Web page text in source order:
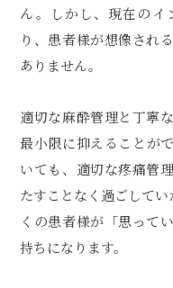
ん。しかし、現在のイ
り、患者様が想像され
ありません。
適切な麻酔管理と丁寧
最小限に抑えることが
いても、適切な疼痛管
たすことなく過ごして
くの患者様が「思って
持ちになります。